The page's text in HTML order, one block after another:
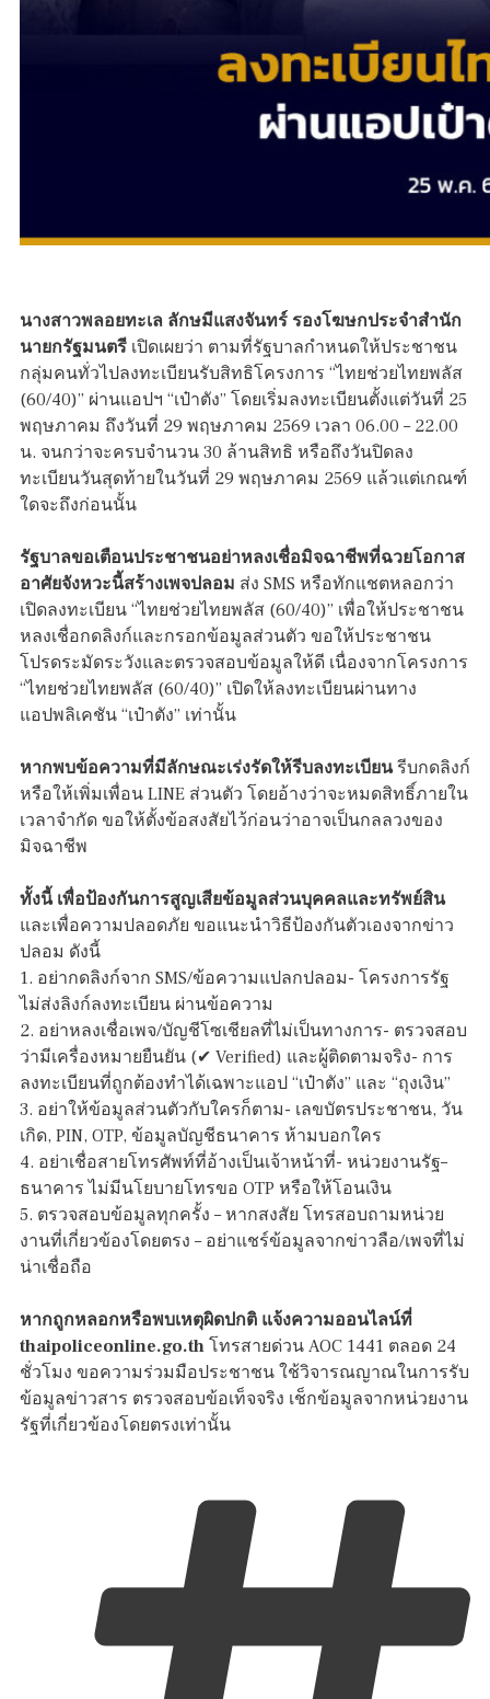
นางสาวพลอยทะเล ลักษมีแสงจันทร์ รองโฆษกประจำสำนัก
นายกรัฐมนตรี เปิดเผยว่า ตามที่รัฐบาลกำหนดให้ประชาชน
กลุ่มคนทั่วไปลงทะเบียนรับสิทธิโครงการ “ไทยช่วยไทยพลัส
(60/40)” ผ่านแอปฯ “เป๋าตัง” โดยเริ่มลงทะเบียนตั้งแต่วันที่ 25
พฤษภาคม ถึงวันที่ 29 พฤษภาคม 2569 เวลา 06.00 – 22.00
น. จนกว่าจะครบจำนวน 30 ล้านสิทธิ หรือถึงวันปิดลง
ทะเบียนวันสุดท้ายในวันที่ 29 พฤษภาคม 2569 แล้วแต่เกณฑ์
ใดจะถึงก่อนนั้น
รัฐบาลขอเตือนประชาชนอย่าหลงเชื่อมิจฉาชีพที่ฉวยโอกาส
อาศัยจังหวะนี้สร้างเพจปลอม ส่ง SMS หรือทักแชตหลอกว่า
เปิดลงทะเบียน “ไทยช่วยไทยพลัส (60/40)” เพื่อให้ประชาชน
หลงเชื่อกดลิงก์และกรอกข้อมูลส่วนตัว ขอให้ประชาชน
โปรดระมัดระวังและตรวจสอบข้อมูลให้ดี เนื่องจากโครงการ
“ไทยช่วยไทยพลัส (60/40)” เปิดให้ลงทะเบียนผ่านทาง
แอปพลิเคชัน “เป๋าตัง” เท่านั้น
หากพบข้อความที่มีลักษณะเร่งรัดให้รีบลงทะเบียนรีบกดลิงก์
หรือให้เพิ่มเพื่อน LINE ส่วนตัว โดยอ้างว่าจะหมดสิทธิ์ภายใน
เวลาจำกัด ขอให้ตั้งข้อสงสัยไว้ก่อนว่าอาจเป็นกลลวงของ
มิจฉาชีพ
ทั้งนี้ เพื่อป้องกันการสูญเสียข้อมูลส่วนบุคคลและทรัพย์สิน
และเพื่อความปลอดภัย ขอแนะนำวิธีป้องกันตัวเองจากข่าว
ปลอม ดังนี้
1. อย่ากดลิงก์จาก SMS/ข้อความแปลกปลอม- โครงการรัฐ
ไม่ส่งลิงก์ลงทะเบียน ผ่านข้อความ
2. อย่าหลงเชื่อเพจ/บัญชีโซเชียลที่ไม่เป็นทางการ- ตรวจสอบ
ว่ามีเครื่องหมายยืนยัน (✔ Verified) และผู้ติดตามจริง- การ
ลงทะเบียนที่ถูกต้องทำได้เฉพาะแอป “เป๋าตัง” และ “ถุงเงิน”
3. อย่าให้ข้อมูลส่วนตัวกับใครก็ตาม- เลขบัตรประชาชน, วัน
เกิด, PIN, OTP, ข้อมูลบัญชีธนาคาร ห้ามบอกใคร
4. อย่าเชื่อสายโทรศัพท์ที่อ้างเป็นเจ้าหน้าที่- หน่วยงานรัฐ–
ธนาคาร ไม่มีนโยบายโทรขอ OTP หรือให้โอนเงิน
5. ตรวจสอบข้อมูลทุกครั้ง – หากสงสัย โทรสอบถามหน่วย
งานที่เกี่ยวข้องโดยตรง – อย่าแชร์ข้อมูลจากข่าวลือ/เพจที่ไม่
น่าเชื่อถือ
หากถูกหลอกหรือพบเหตุผิดปกติ แจ้งความออนไลน์ที่
thaipoliceonline.go.th โทรสายด่วน AOC 1441 ตลอด 24
ชั่วโมง ขอความร่วมมือประชาชน ใช้วิจารณญาณในการรับ
ข้อมูลข่าวสาร ตรวจสอบข้อเท็จจริง เช็กข้อมูลจากหน่วยงาน
รัฐที่เกี่ยวข้องโดยตรงเท่านั้น